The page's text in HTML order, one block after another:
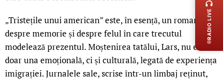
„Tristețile unui american” este, în esență, un roman
despre memorie și despre felul în care trecutul
modelează prezentul. Moștenirea tatălui, Lars, nu este
doar una emoțională, ci și culturală, legată de experiența
imigrației. Jurnalele sale, scrise într-un limbaj reținut,
RADIO LIVE